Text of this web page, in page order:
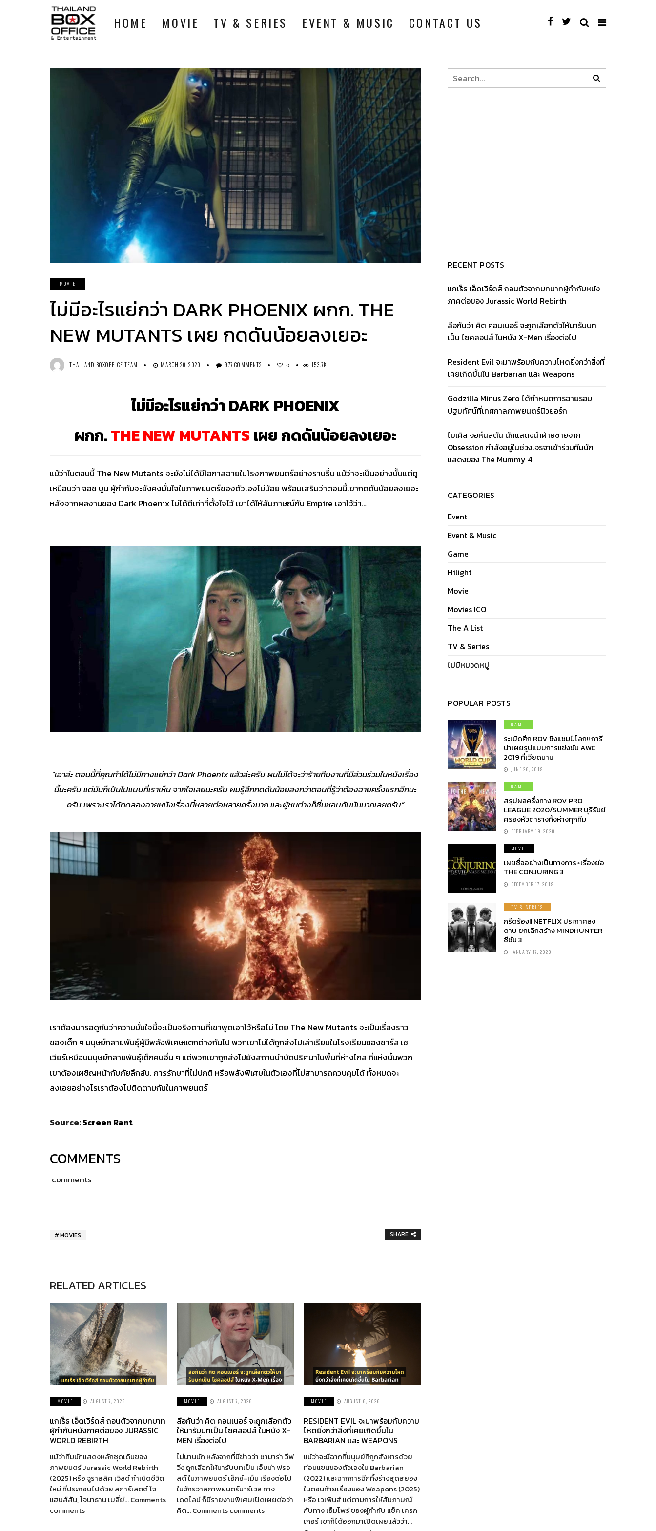
HOME MOVIE TV & SERIES EVENT & MUSIC CONTACT US
MOVIE
ไม่มีอะไรแย่กว่า DARK PHOENIX ผกก. THE
NEW MUTANTS เผย กดดันน้อยลงเยอะ
THAILAND BOXOFFICE TEAM MARCH 20, 2020 977 COMMENTS 0 153.7K
ไม่มีอะไรแย่กว่า DARK PHOENIX
ผกก.THE NEW MUTANTSเผย กดดันน้อยลงเยอะ
แม้ว่าในตอนนี้ The New Mutants จะยังไม่ได้มีโอกาสฉายในโรงภาพยนตร์อย่างราบรื่น แม้ว่าจะเป็นอย่างนั้นแต่ดู
เหมือนว่า จอช บูน ผู้กำกับจะยังคงมั่นใจในภาพยนตร์ของตัวเองไม่น้อย พร้อมเสริมว่าตอนนี้เขากดดันน้อยลงเยอะ
หลังจากผลงานของ Dark Phoenix ไม่ได้ดีเท่าที่ตั้งใจไว้ เขาได้ให้สัมภาษณ์กับ Empire เอาไว้ว่า…
“เอาล่ะ ตอนนี้ที่คุณทำได้ไม่มีทางแย่กว่า Dark Phoenix แล้วล่ะครับ ผมไม่ได้จะว่าร้ายทีมงานที่มีส่วนร่วมในหนังเรื่อง
นี้นะครับ แต่มันก็เป็นไปแบบที่เราเห็น จากใจเลยนะครับ ผมรู้สึกกดดันน้อยลงกว่าตอนที่รู้ว่าต้องฉายครั้งแรกอีกนะ
ครับ เพราะเราได้ทดลองฉายหนังเรื่องนี้หลายต่อหลายครั้งมาก และผู้ชมต่างก็ชื่นชอบกับมันมากเลยครับ”
เราต้องมารอดูกันว่าความมั่นใจนี้จะเป็นจริงตามที่เขาพูดเอาไว้หรือไม่ โดย The New Mutants จะเป็นเรื่องราว
ของเด็ก ๆ มนุษย์กลายพันธุ์ผู้มีพลังพิเศษแตกต่างกันไป พวกเขาไม่ได้ถูกส่งไปเล่าเรียนในโรงเรียนของชาร์ล เซ
เวียร์เหมือนมนุษย์กลายพันธุ์เด็กคนอื่น ๆ แต่พวกเขาถูกส่งไปยังสถานบำบัดปริศนาในพื้นที่ห่างไกล ที่แห่งนั้นพวก
เขาต้องเผชิญหน้ากับภัยลึกลับ, การรักษาที่ไม่ปกติ หรือพลังพิเศษในตัวเองที่ไม่สามารถควบคุมได้ ทั้งหมดจะ
ลงเอยอย่างไรเราต้องไปติดตามกันในภาพยนตร์
Source:Screen Rant
COMMENTS
comments
MOVIES SHARE
RELATED ARTICLES
MOVIE AUGUST 7, 2026
แกเร็ธ เอ็ดเวิร์ดส์ ถอนตัวจากบทบาท
ผู้กำกับหนังภาคต่อของ JURASSIC
WORLD REBIRTH
แม้ว่าทีมนักแสดงหลักชุดเดิมของ
ภาพยนตร์ Jurassic World Rebirth
(2025) หรือ จูราสสิค เวิลด์ กำเนิดชีวิต
ใหม่ ที่ประกอบไปด้วย สการ์เลตต์ โจ
แฮนส์สัน, โจนาธาน เบลี่ย์… Comments
comments
MOVIE AUGUST 7, 2026
ลือกันว่า คิต คอนเนอร์ จะถูกเลือกตัว
ให้มารับบทเป็น ไซคลอปส์ ในหนัง X-
MEN เรื่องต่อไป
ไม่นานนัก หลังจากที่มีข่าวว่า ซามาร่า วีฟ
วิ่ง ถูกเลือกให้มารับบทเป็น เอ็มม่า ฟรอ
สต์ ในภาพยนตร์ เอ็กซ์-เม็น เรื่องต่อไป
ในจักรวาลภาพยนตร์มาร์เวล ทาง
เดดไลน์ ก็มีรายงานพิเศษเปิดเผยต่อว่า
คิต… Comments comments
MOVIE AUGUST 6, 2026
RESIDENT EVIL จะมาพร้อมกับความ
โหดยิ่งกว่าสิ่งที่เคยเกิดขึ้นใน
BARBARIAN และ WEAPONS
แม้ว่าจะมีฉากที่มนุษย์ที่ถูกสังหารด้วย
ท่อนแขนของตัวเองใน Barbarian
(2022) และฉากการฉีกทึ้งร่างสุดสยอง
ในตอนท้ายเรื่องของ Weapons (2025)
หรือ เวเพินส์ แต่ตามการให้สัมภาษณ์
กับทาง เอ็มไพร์ ของผู้กำกับ แซ็ค เครก
เกอร์ เขาก็ได้ออกมาเปิดเผยแล้วว่า…
RECENT POSTS
แกเร็ธ เอ็ดเวิร์ดส์ ถอนตัวจากบทบาทผู้กำกับหนัง
ภาคต่อของ Jurassic World Rebirth
ลือกันว่า คิต คอนเนอร์ จะถูกเลือกตัวให้มารับบท
เป็น ไซคลอปส์ ในหนัง X-Men เรื่องต่อไป
Resident Evil จะมาพร้อมกับความโหดยิ่งกว่าสิ่งที่
เคยเกิดขึ้นใน Barbarian และ Weapons
Godzilla Minus Zero ได้กำหนดการฉายรอบ
ปฐมทัศน์ที่เทศกาลภาพยนตร์นิวยอร์ก
ไมเคิล จอห์นสตัน นักแสดงนำฝ่ายชายจาก
Obsession กำลังอยู่ในช่วงเจรจาเข้าร่วมทีมนัก
แสดงของ The Mummy 4
CATEGORIES
Event
Event & Music
Game
Hilight
Movie
Movies ICO
The A List
TV & Series
ไม่มีหมวดหมู่
POPULAR POSTS
GAME
ระเบิดศึก ROV ชิงแชมป์โลก!! การี
น่าเผยรูปแบบการแข่งขัน AWC
2019 ที่เวียดนาม
JUNE 26, 2019
GAME
สรุปผลครึ่งทาง ROV PRO
LEAGUE 2020/SUMMER บุรีรัมย์
ครองหัวตารางทิ้งห่างทุกทีม
FEBRUARY 19, 2020
MOVIE
เผยชื่ออย่างเป็นทางการ+เรื่องย่อ
THE CONJURING 3
DECEMBER 17, 2019
TV & SERIES
กรีดร้อง!! NETFLIX ประกาศลง
ดาบ ยกเลิกสร้าง MINDHUNTER
ซีซั่น 3
JANUARY 17, 2020